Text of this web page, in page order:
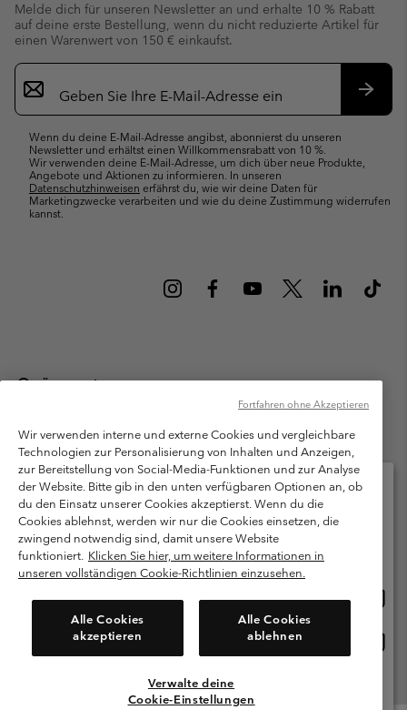
Melde dich für unseren Newsletter an und erhalte 10 % Rabatt
auf deine erste Bestellung, wenn du nicht reduzierte Artikel für
einen Warenwert von 150 € einkaufst.
Newsletter-
Anmeldung
Wenn du deine E-Mail-Adresse angibst, abonnierst du unseren
Newsletter und erhältst einen Willkommensrabatt von 10 %.
Wir verwenden deine E-Mail-Adresse, um dich über neue Produkte,
Angebote und Aktionen zu informieren. In unseren
Datenschutzhinweisen erfährst du, wie wir deine Daten für
Marketingzwecke verarbeiten und wie du deine Zustimmung widerrufen
kannst.
Österreich
Columbia Sportswear Austria GmbH. Moosfeldstraße 1, 5101
Bergheim, Salzburg Österreich. Alle Rechte vorbehalten.
Nutzungsbedingungen
Allgemeine Verkaufsbedingungen
Garantie
Datenschutzerklärung
Bestimmungen und Bedingungen des Mitglieder Programms
Nutzungsbedingungen Für Nutzergenerierte Inhalte
Cookies
Kundenservice: Mo- Fr. 9:00 - 13:00 & 14:00- 18:00 Uhr
(+)43720880525
Wir verwenden interne und externe Cookies und vergleichbare
Technologien zur Personalisierung von Inhalten und Anzeigen,
zur Bereitstellung von Social-Media-Funktionen und zur Analyse
der Website. Bitte gib in den unten verfügbaren Optionen an, ob
du den Einsatz unserer Cookies akzeptierst. Wenn du die
Cookies ablehnst, werden wir nur die Cookies einsetzen, die
zwingend notwendig sind, damit unsere Website
funktioniert. Klicken Sie hier, um weitere Informationen in
unseren vollständigen Cookie-Richtlinien einzusehen.
Alle Cookies
akzeptieren
Alle Cookies
ablehnen
Verwalte deine
Cookie-Einstellungen
Fortfahren ohne Akzeptieren
Bitte wählen Sie Ihr Lieferland und Ihre Sprache
Online-Einkauf verfügbar
Österreich
Alle Länder Anzeigen